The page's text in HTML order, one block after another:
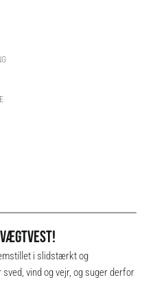
i slidstærkt og
vind og vejr, og suger derfor